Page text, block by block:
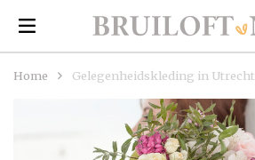
Home Gelegenheidskleding in Utrecht